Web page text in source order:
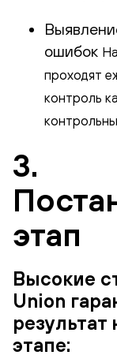
ошибок
проходят
контроль
3.
этап
Высокие
Union
этапе: